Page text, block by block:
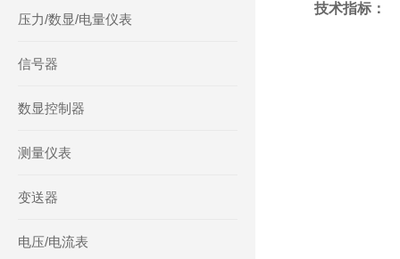
压力/数显/电量仪表
信号器
数显控制器
测量仪表
变送器
电压/电流表
技术指标：